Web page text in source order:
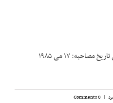
روایت‌کننده: آقای مصطفی لنکرانی تاریخ مصاحبه: ۱۷ می ۱۹۸۵
|
0 Comments